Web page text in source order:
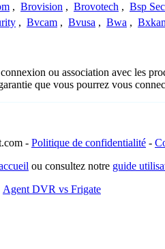
, Brovision , Brovotech , Bsp
, Bvcam , Bvusa , Bwa ,
ou association avec les
que vous pourrez vous
- Politique de confidentialité -
ou consultez notre guide
Agent DVR vs Frigate